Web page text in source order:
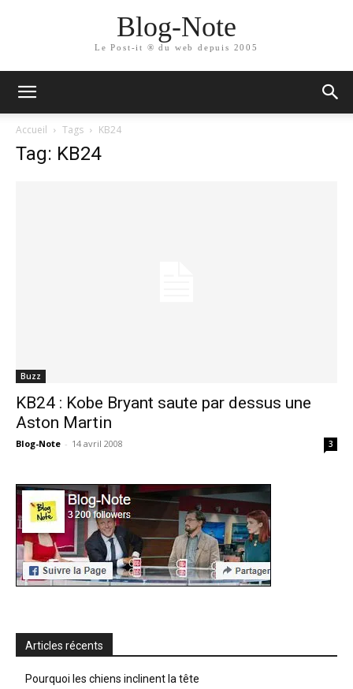
Blog-Note
Le Post-it ® du web depuis 2005
Accueil Tags KB24
Tag: KB24
Buzz
KB24 : Kobe Bryant saute par dessus une
Aston Martin
Blog-Note - 14 avril 2008 3
Articles récents
Pourquoi les chiens inclinent la tête